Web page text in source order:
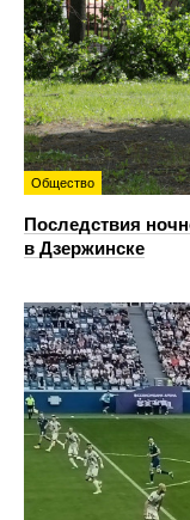
Общество
Последствия
в Дзержинске